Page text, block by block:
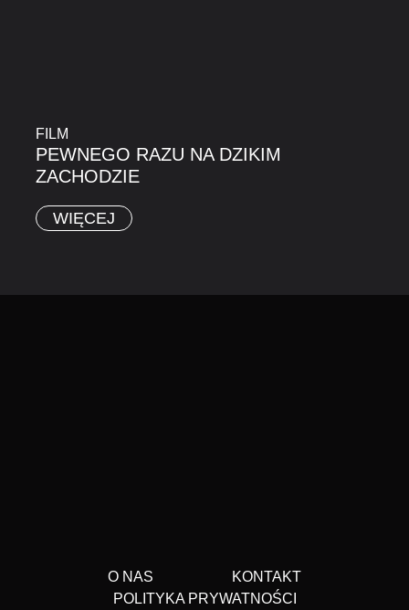
FILM
PEWNEGO RAZU NA DZIKIM
ZACHODZIE
WIĘCEJ
O NAS
KONTAKT
POLITYKA PRYWATNOŚCI